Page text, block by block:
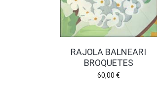
RAJOLA BALNEARI
BROQUETES
60,00 €